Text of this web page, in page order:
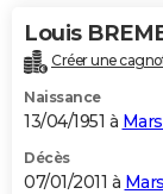
Louis
Créer une
Naissance
13/04/1951 à
Décès
07/01/2011 à